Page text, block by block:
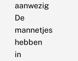
aanwezig
De
mannetjes
hebben
in